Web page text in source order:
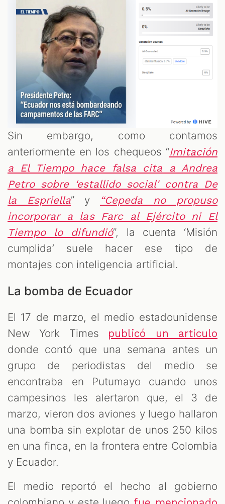
Sin embargo, como contamos
anteriormente en los chequeos “Imitación
a El Tiempo hace falsa cita a Andrea
Petro sobre ‘estallido social' contra De
la Espriella” y
“Cepeda no propuso
incorporar a las Farc al Ejército ni El
Tiempo lo difundió”, la cuenta ‘Misión
cumplida’ suele hacer ese tipo de
montajes con inteligencia artificial.
La bomba de Ecuador
El 17 de marzo, el medio estadounidense
New York Times
publicó un artículo
donde contó que una semana antes un
grupo de periodistas del medio se
encontraba en Putumayo cuando unos
campesinos les alertaron que, el 3 de
marzo, vieron dos aviones y luego hallaron
una bomba sin explotar de unos 250 kilos
en una finca, en la frontera entre Colombia
y Ecuador.
El medio reportó el hecho al gobierno